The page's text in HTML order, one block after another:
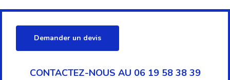
Demander un devis
CONTACTEZ-NOUS AU 06 19 58 38 39